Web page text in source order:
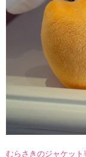
むらさきのジャケッ